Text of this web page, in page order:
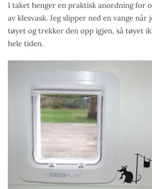
I taket henger en praktisk anordning for
av klesvask. Jeg slipper ned en vange når
tøyet og trekker den opp igjen, så tøyet
hele tiden.